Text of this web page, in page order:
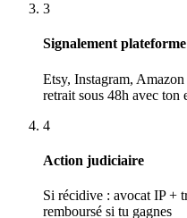
3
Signalement plateforme
Etsy, Instagram,
retrait sous 48h avec ton
4
Action judiciaire
Si récidive : avocat IP +
remboursé si tu gagnes